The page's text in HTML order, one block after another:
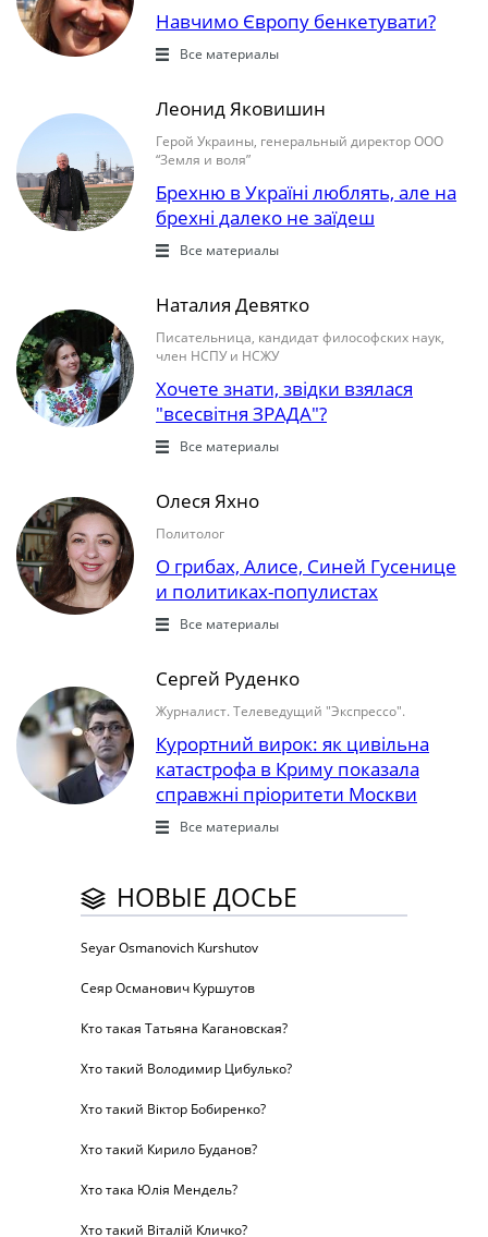
Навчимо Європу бенкетувати?
Все материалы
Леонид Яковишин
Герой Украины, генеральный директор ООО
“Земля и воля”
Брехню в Україні люблять, але на
брехні далеко не заїдеш
Все материалы
Наталия Девятко
Писательница, кандидат философских наук,
член НСПУ и НСЖУ
Хочете знати, звідки взялася
"всесвітня ЗРАДА"?
Все материалы
Олеся Яхно
Политолог
О грибах, Алисе, Синей Гусенице
и политиках-популистах
Все материалы
Сергей Руденко
Журналист. Телеведущий "Экспрессо".
Курортний вирок: як цивільна
катастрофа в Криму показала
справжні пріоритети Москви
Все материалы
НОВЫЕ ДОСЬЕ
Seyar Osmanovich Kurshutov
Сеяр Османович Куршутов
Кто такая Татьяна Кагановская?
Хто такий Володимир Цибулько?
Хто такий Віктор Бобиренко?
Хто такий Кирило Буданов?
Хто така Юлія Мендель?
Хто такий Віталій Кличко?